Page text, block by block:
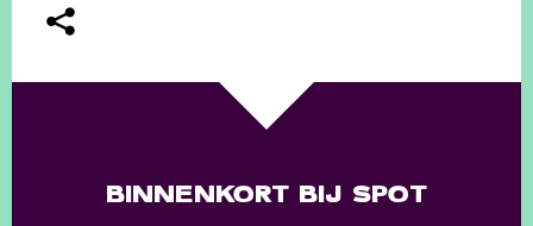
BINNENKORT BIJ SPOT